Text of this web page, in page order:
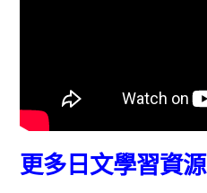
更多日文學習資源